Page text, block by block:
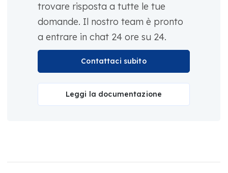
trovare risposta a tutte le tue
domande. Il nostro team è pronto
a entrare in chat 24 ore su 24.
Contattaci subito
Leggi la documentazione